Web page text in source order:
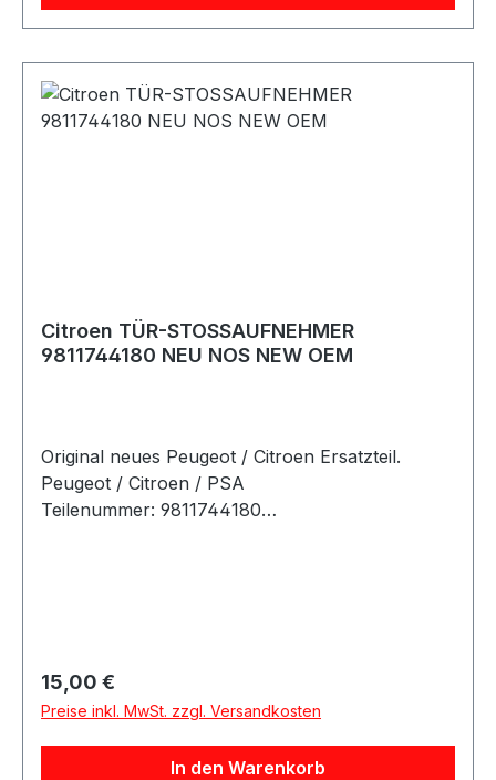
Citroen TÜR-STOSSAUFNEHMER
9811744180 NEU NOS NEW OEM
Original neues Peugeot / Citroen Ersatzteil.
Peugeot / Citroen / PSA
Teilenummer: 9811744180
Regulärer Preis:
15,00 €
Preise inkl. MwSt. zzgl. Versandkosten
In den Warenkorb